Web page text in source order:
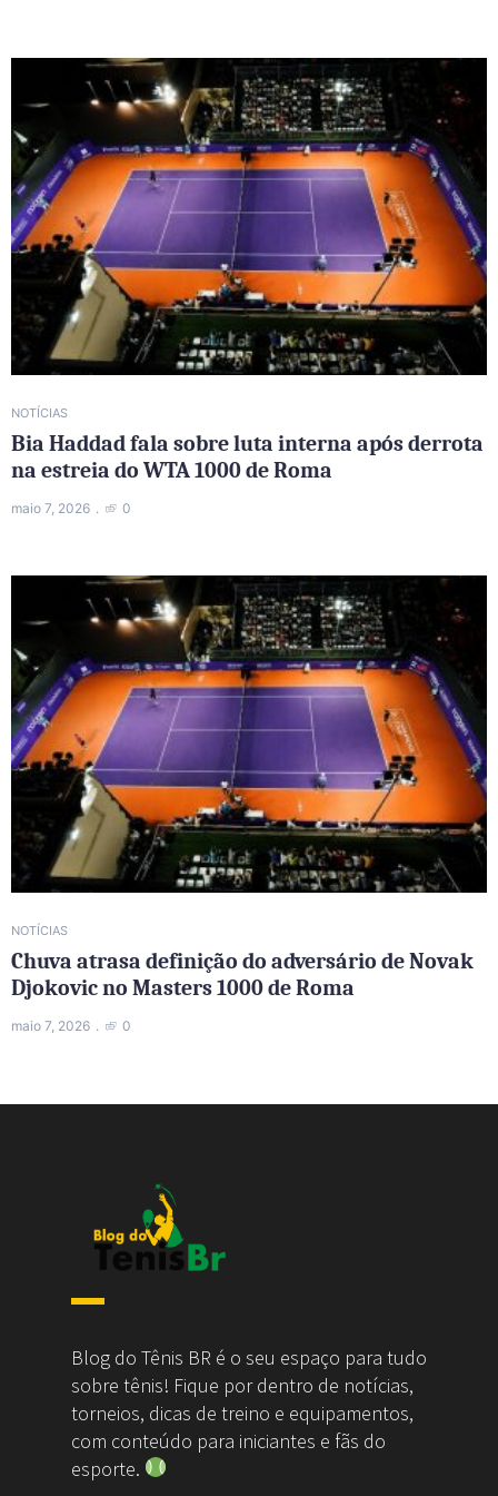
NOTÍCIAS
Bia Haddad fala sobre luta interna após derrota
na estreia do WTA 1000 de Roma
maio 7, 2026 0
NOTÍCIAS
Chuva atrasa definição do adversário de Novak
Djokovic no Masters 1000 de Roma
maio 7, 2026 0
Blog do Tênis BR é o seu espaço para tudo
sobre tênis! Fique por dentro de notícias,
torneios, dicas de treino e equipamentos,
com conteúdo para iniciantes e fãs do
esporte.